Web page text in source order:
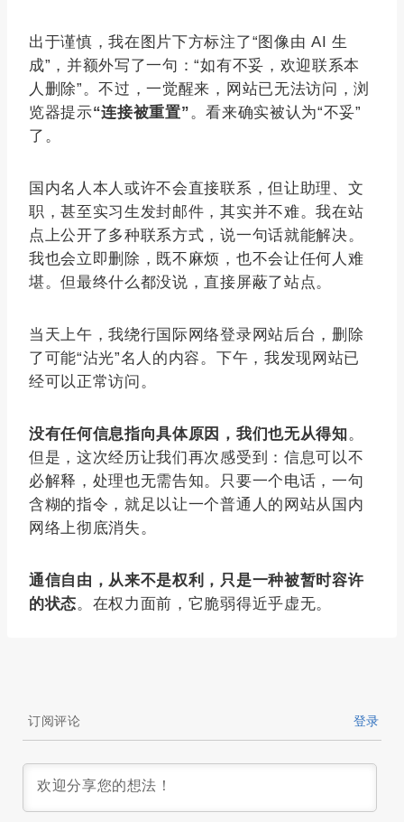
出于谨慎，我在图片下方标注了“图像由 AI 生
成”，并额外写了一句：“如有不妥，欢迎联系本
人删除”。不过，一觉醒来，网站已无法访问，浏
览器提示“连接被重置”。看来确实被认为“不妥”
了。
国内名人本人或许不会直接联系，但让助理、文
职，甚至实习生发封邮件，其实并不难。我在站
点上公开了多种联系方式，说一句话就能解决。
我也会立即删除，既不麻烦，也不会让任何人难
堪。但最终什么都没说，直接屏蔽了站点。
当天上午，我绕行国际网络登录网站后台，删除
了可能“沾光”名人的内容。下午，我发现网站已
经可以正常访问。
没有任何信息指向具体原因，我们也无从得知。
但是，这次经历让我们再次感受到：信息可以不
必解释，处理也无需告知。只要一个电话，一句
含糊的指令，就足以让一个普通人的网站从国内
网络上彻底消失。
通信自由，从来不是权利，只是一种被暂时容许
的状态。在权力面前，它脆弱得近乎虚无。
订阅评论 登录